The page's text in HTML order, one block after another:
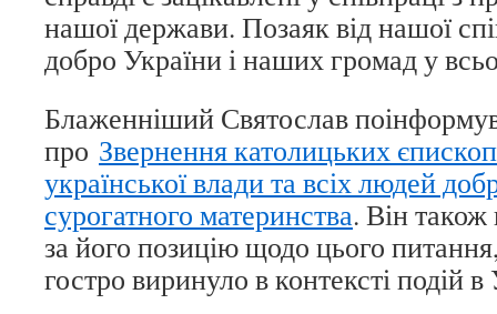
нашої держави. Позаяк від нашої
добро України і наших громад у
Блаженніший Святослав
про Звернення католицьких
української влади та всіх людей
сурогатного материнства. Він також
за його позицію щодо цього
гостро виринуло в контексті подій в